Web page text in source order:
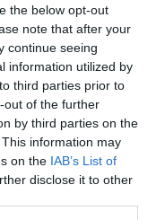
the below opt-out
note that after your
continue seeing
information utilized by
third parties prior to
out of the further
by third parties on the
information may
on the IAB’s List of
disclose it to other
διακριτικές
και